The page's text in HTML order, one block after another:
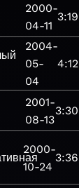
2000-
04-11
3:19
2004-
05-
04
4:12
2001-
08-13
3:30
2000-
10-24
3:36